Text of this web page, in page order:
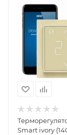
Smart ivory